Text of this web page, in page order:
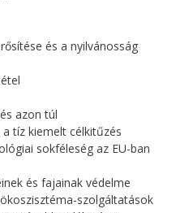
és a nyilvánosság
azon túl
tíz kiemelt célkitűzés
sokféleség az EU-ban
és fajainak védelme
szolgáltatások